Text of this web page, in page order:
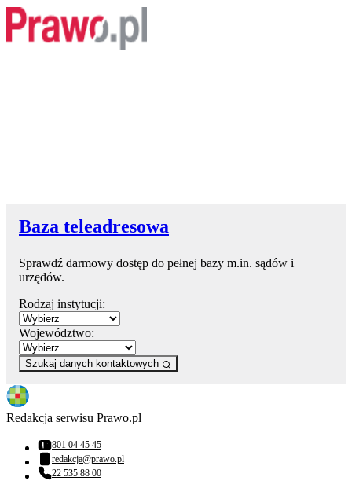
Baza teleadresowa
Sprawdź darmowy dostęp do pełnej bazy m.in. sądów i
urzędów.
Rodzaj instytucji:
Województwo:
Szukaj danych kontaktowych
Redakcja serwisu Prawo.pl
Numer telefonu:
801 04 45 45
Adres email:
redakcja@prawo.pl
Numer telefonu:
22 535 88 00